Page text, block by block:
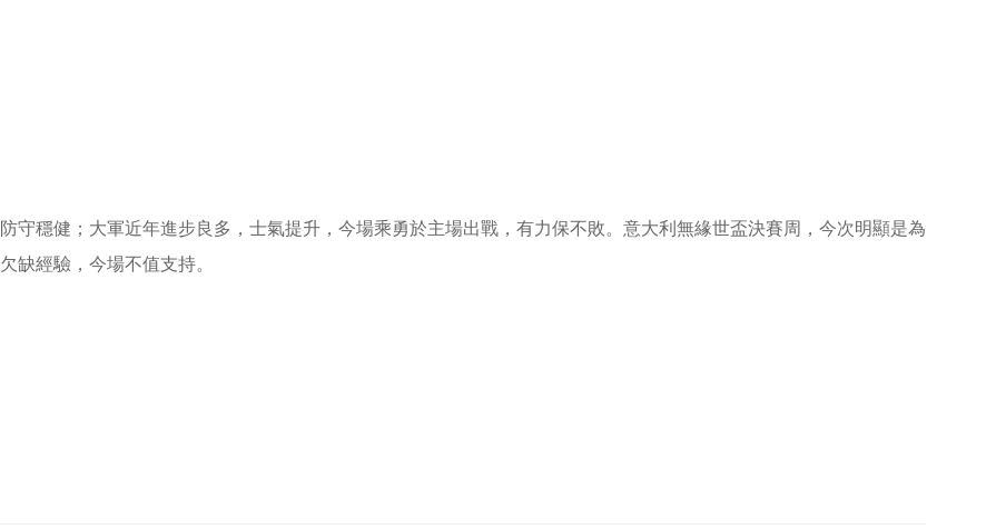
守穩健；大軍近年進步良多，士氣提升，今場乘勇於主場出戰，有力保不敗。意大利無緣世盃決賽周，今次明顯是為
缺經驗，今場不值支持。